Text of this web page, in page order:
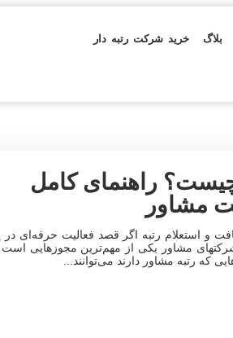
بلاگ خرید شرکت رتبه دار
راهنمای کامل
مشاور
و استعلام رتبه اگر قصد فعالیت حرفه‌ای در
شرکتهای مشاور یکی از مهم‌ترین مجوزهایی است
رتبه مشاور دارند می‌توانند...